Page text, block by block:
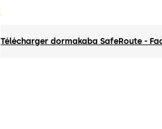
Télécharger dormakaba SafeRoute -